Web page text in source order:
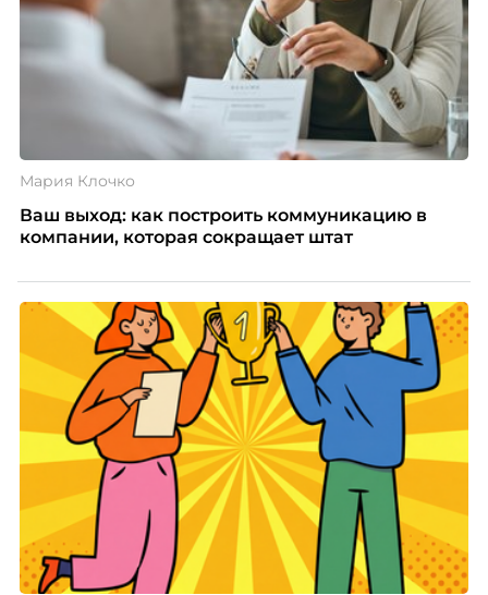
Мария Клочко
Ваш выход: как построить коммуникацию в
компании, которая сокращает штат